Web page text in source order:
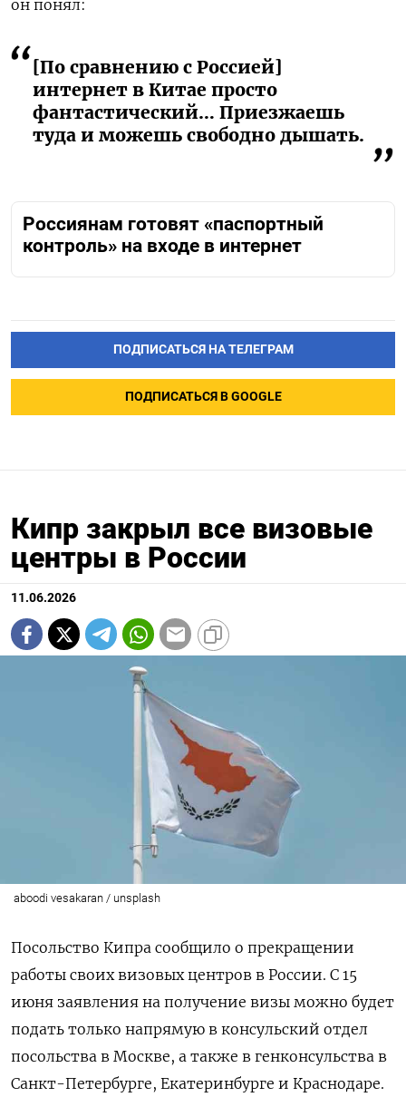
он понял:
[По сравнению с Россией]
интернет в Китае просто
фантастический… Приезжаешь
туда и можешь свободно дышать.
Россиянам готовят «паспортный
контроль» на входе в интернет
ПОДПИСАТЬСЯ НА ТЕЛЕГРАМ
ПОДПИСАТЬСЯ В GOOGLE
Кипр закрыл все визовые
центры в России
11.06.2026
aboodi vesakaran / unsplash
Посольство Кипра сообщило о прекращении
работы своих визовых центров в России. С 15
июня заявления на получение визы можно будет
подать только напрямую в консульский отдел
посольства в Москве, а также в генконсульства в
Санкт-Петербурге, Екатеринбурге и Краснодаре.